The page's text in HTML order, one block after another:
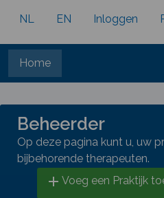
NL EN Inloggen
Home
Beheerder
Op deze pagina kunt u, uw
bijbehorende therapeuten.
add Voeg een Praktijk